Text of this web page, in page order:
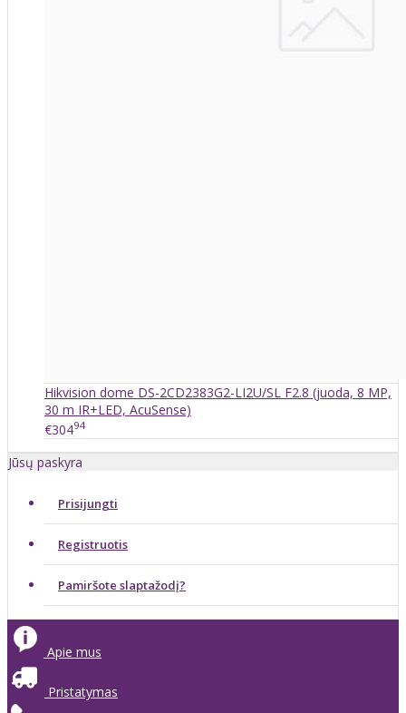
Hikvision dome DS-2CD2383G2-LI2U/SL F2.8 (juoda, 8 MP,
30 m IR+LED, AcuSense)
€30494
Jūsų paskyra
Prisijungti
Registruotis
Pamiršote slaptažodį?
Apie mus
Pristatymas